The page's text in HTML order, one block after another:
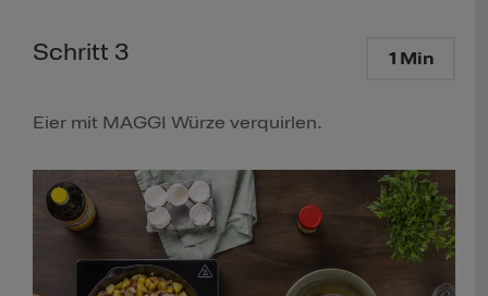
Schritt 3 1 Min
Eier mit MAGGI Würze verquirlen.